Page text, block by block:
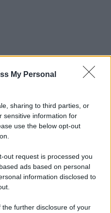
My Personal
sharing to third parties, or
sensitive information for
use the below opt-out
out request is processed you
ads based on personal
information disclosed to
further disclosure of your